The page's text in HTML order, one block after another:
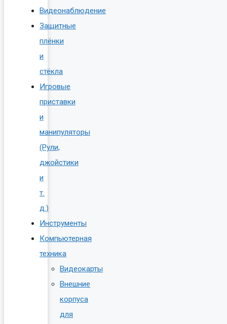
Видеонаблюдение
Защитные
плёнки
и
стёкла
Игровые
приставки
и
манипуляторы
(Рули,
джойстики
и
т.
д.)
Инструменты
Компьютерная
техника
Видеокарты
Внешние
корпуса
для